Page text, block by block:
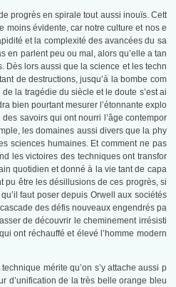
progrès en spirale tout aussi inouïs. Cett
moins évidente, car notre culture et nos e
et la complexité des avancées du sa
en parlent peu ou mal, alors qu’elle a tan
Dès lors aussi que la science et les techn
de destructions, jusqu’à la bombe com
la tragédie du siècle et le doute s’est ai
bien pourtant mesurer l’étonnante explo
savoirs qui ont nourri l’âge contempor
les domaines aussi divers que la phy
sciences humaines. Et comment ne pas
les victoires des techniques ont transfor
quotidien et donné à la vie tant de capa
pu être les désillusions de ces progrès, si
faut poser depuis Orwell aux sociétés
des défis nouveaux engendrés pa
de découvrir le cheminement irrésisti
ont réchauffé et élevé l’homme modern
mérite qu’on s’y attache aussi p
d’unification de la très belle orange bleu